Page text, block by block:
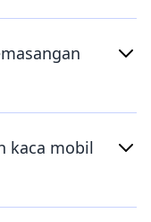
kaca mobil